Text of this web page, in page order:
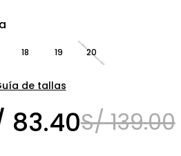
18 19 20
de tallas
83.40S/ 139.00